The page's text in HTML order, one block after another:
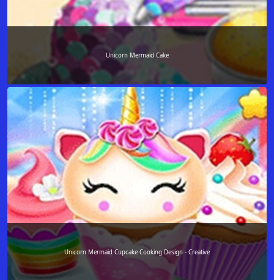
Unicorn Mermaid Cake
Unicorn Mermaid Cupcake Cooking Design - Creative